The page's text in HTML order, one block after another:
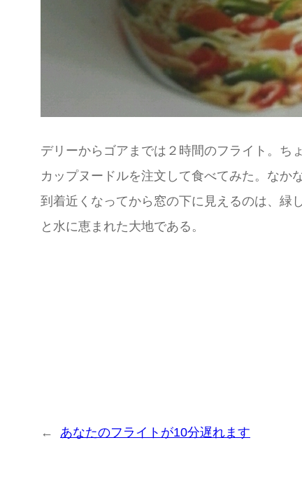
デリーからゴアまでは２時間のフライト。ち
カップヌードルを注文して食べてみた。なか
到着近くなってから窓の下に見えるのは、緑
と水に恵まれた大地である。
← あなたのフライトが10分遅れます